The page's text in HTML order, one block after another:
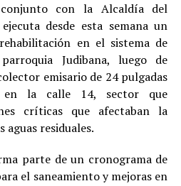
con la Alcaldía del
desde esta semana un
en el sistema de
Judibana, luego de
emisario de 24 pulgadas
en la calle 14, sector que
críticas que afectaban la
residuales.
parte de un cronograma de
el saneamiento y mejoras en